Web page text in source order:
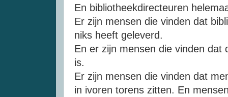
En bibliotheekdirecteuren
Er zijn mensen die vinden dat
niks heeft geleverd.
En er zijn mensen die vinden dat
is.
Er zijn mensen die vinden dat
in ivoren torens zitten. En